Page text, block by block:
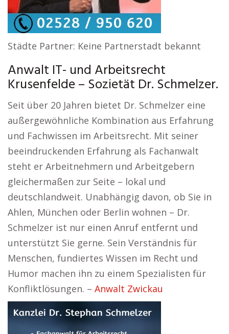
Städte Partner: Keine Partnerstadt bekannt
Anwalt IT- und Arbeitsrecht
Krusenfelde – Sozietät Dr. Schmelzer.
Seit über 20 Jahren bietet Dr. Schmelzer eine
außergewöhnliche Kombination aus Erfahrung
und Fachwissen im Arbeitsrecht. Mit seiner
beeindruckenden Erfahrung als Fachanwalt
steht er Arbeitnehmern und Arbeitgebern
gleichermaßen zur Seite – lokal und
deutschlandweit. Unabhängig davon, ob Sie in
Ahlen, München oder Berlin wohnen – Dr.
Schmelzer ist nur einen Anruf entfernt und
unterstützt Sie gerne. Sein Verständnis für
Menschen, fundiertes Wissen im Recht und
Humor machen ihn zu einem Spezialisten für
Konfliktlösungen. – Anwalt Zwickau